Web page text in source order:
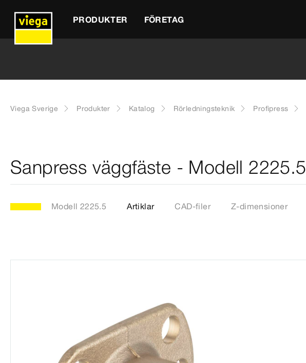
PRODUKTER FÖRETAG
Viega Sverige Produkter Katalog Rörledningsteknik Profipress
Sanpress väggfäste - Modell 2225.5
Modell 2225.5 Artiklar CAD-filer Z-dimensioner